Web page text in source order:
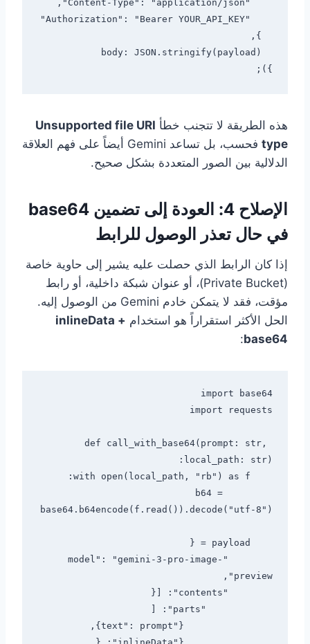
});
هذه الطريقة لا تتجنب خطأ Unsupported file URI
type
فحسب، بل تساعد Gemini أيضاً على فهم العلاقة
الدلالية بين الصور المتعددة بشكل صحيح.
الإصلاح 4: العودة إلى تضمين base64
في حال تعذر الوصول للرابط
إذا كان الرابط الذي حصلت عليه يشير إلى حاوية خاصة
(Private Bucket)، أو عنوان شبكة داخلية، أو رابط
مؤقت، فقد لا يتمكن خادم Gemini من الوصول إليه.
الحل الأكثر استقراراً هو استخدام inlineData +
base64
:
def call_with_base64(prompt: str,
        b64 =
        "model": "gemini-3-pro-image-